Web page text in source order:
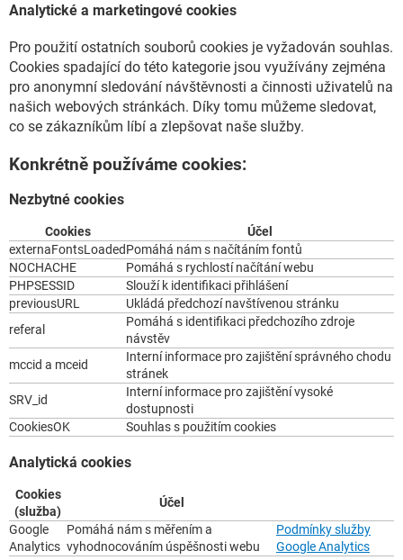
Analytické a marketingové cookies
Pro použití ostatních souborů cookies je vyžadován souhlas.
Cookies spadající do této kategorie jsou využívány zejména
pro anonymní sledování návštěvnosti a činnosti uživatelů na
našich webových stránkách. Díky tomu můžeme sledovat,
co se zákazníkům líbí a zlepšovat naše služby.
Konkrétně používáme cookies:
Nezbytné cookies
Cookies
Účel
externaFontsLoadedPomáhá nám s načítáním fontů
NOCHACHE
Pomáhá s rychlostí načítání webu
PHPSESSID
Slouží k identifikaci přihlášení
previousURL
Ukládá předchozí navštívenou stránku
referal
Pomáhá s identifikaci předchozího zdroje
návstěv
mccid a mceid
Interní informace pro zajištění správného chodu
stránek
SRV_id
Interní informace pro zajištění vysoké
dostupnosti
CookiesOK
Souhlas s použitím cookies
Analytická cookies
Cookies
(služba)
Účel
Google
Analytics
Pomáhá nám s měřením a
vyhodnocováním úspěšnosti webu
Podmínky služby
Google Analytics